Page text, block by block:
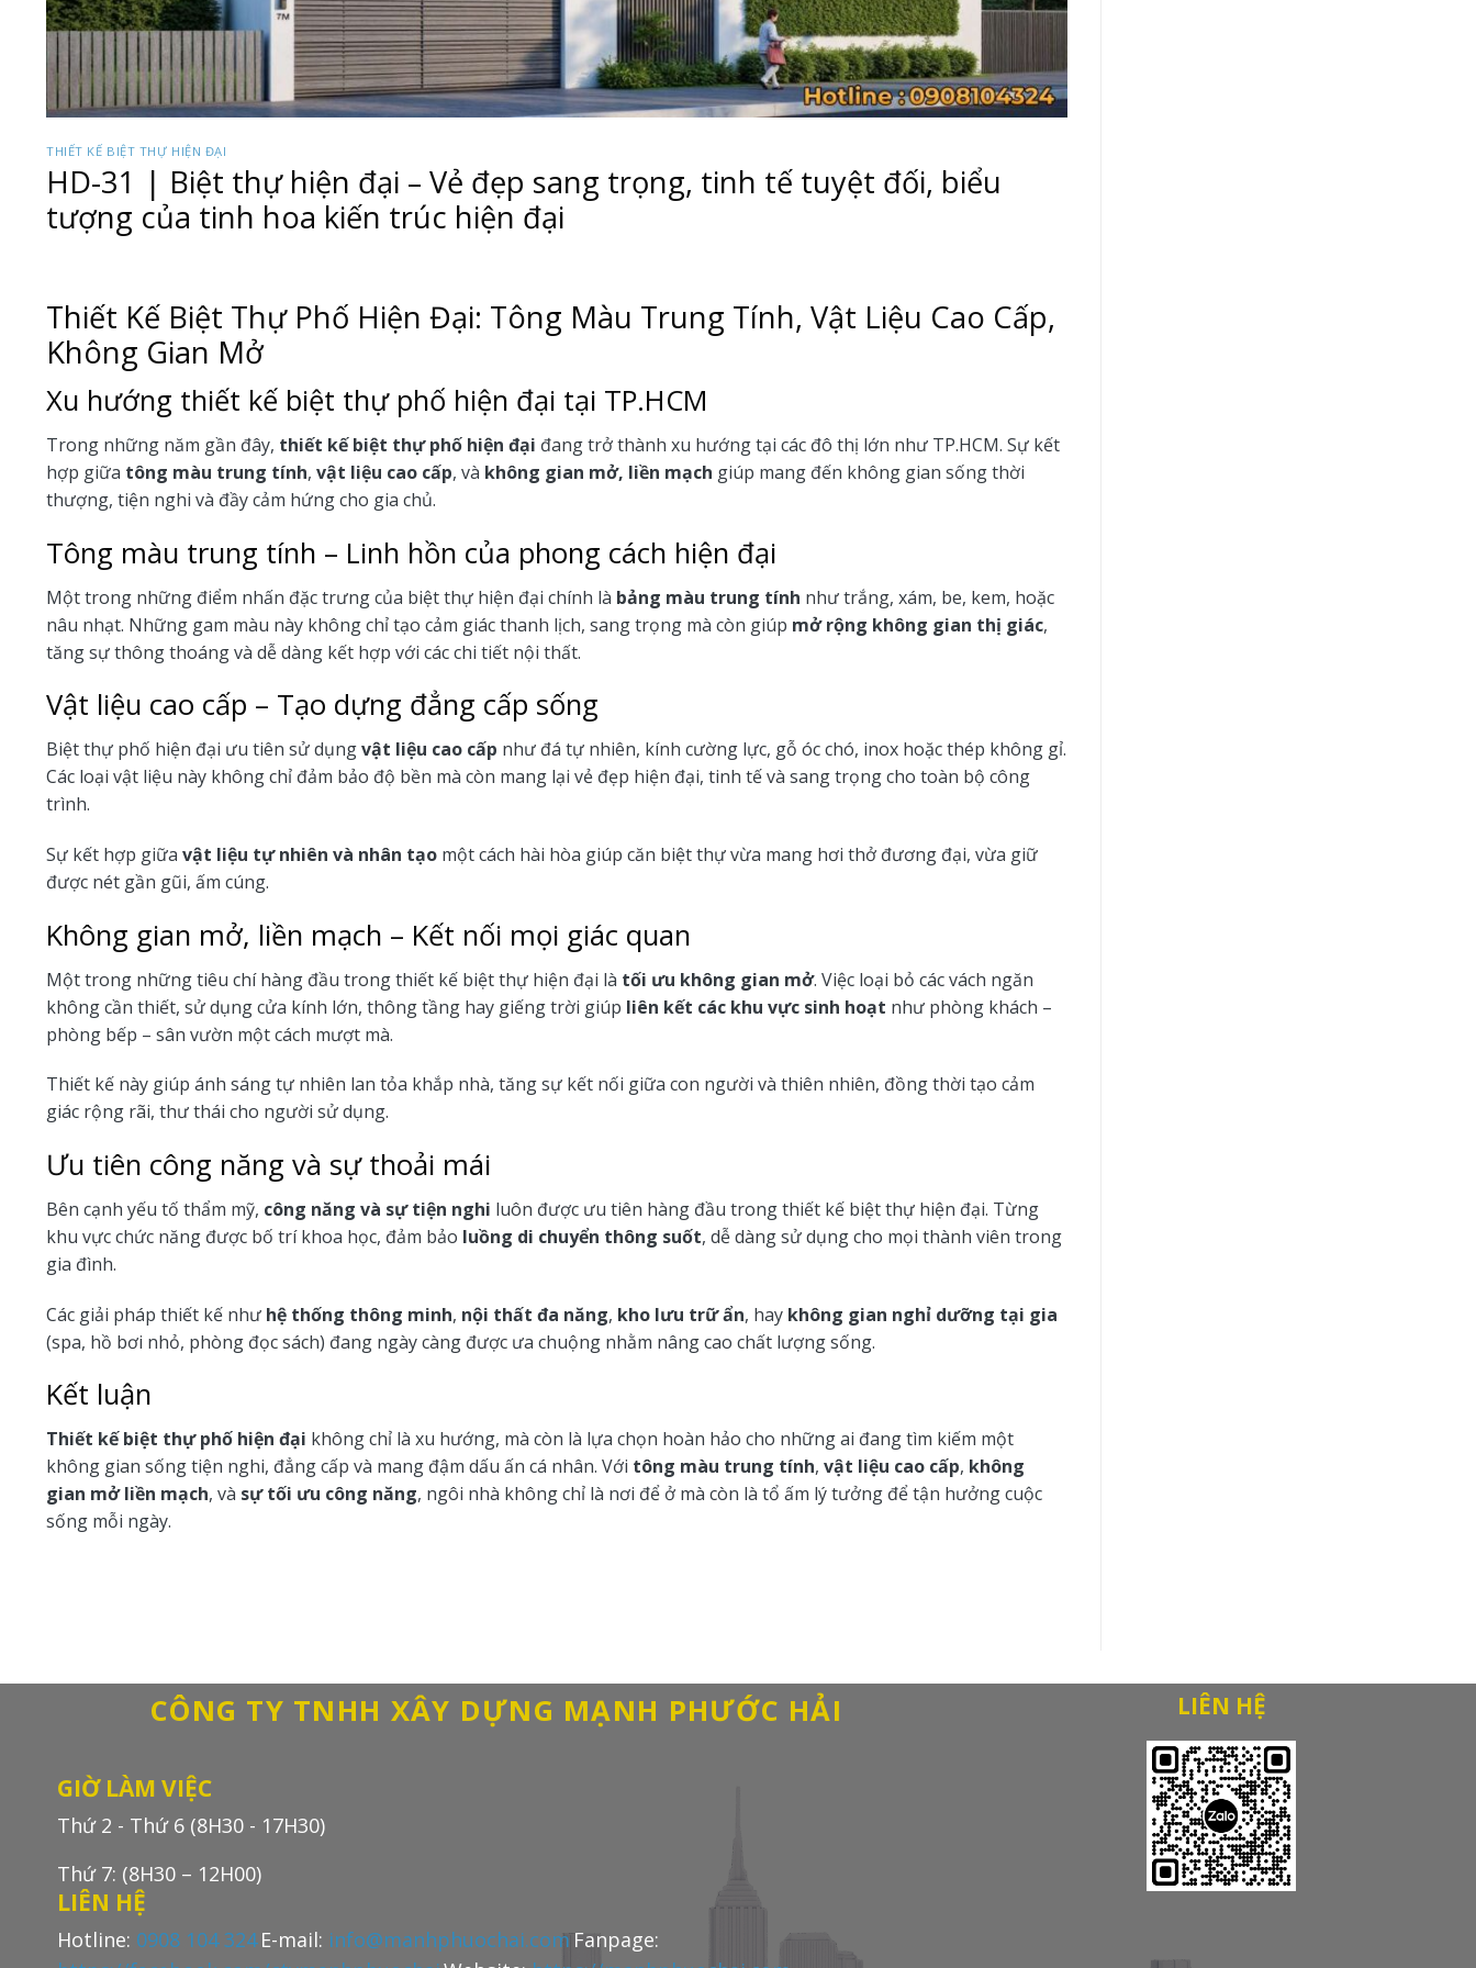
THIẾT KẾ BIỆT THỰ HIỆN ĐẠI
HD-31 | Biệt thự hiện đại – Vẻ đẹp sang trọng, tinh tế tuyệt đối, biểu
tượng của tinh hoa kiến trúc hiện đại
Thiết Kế Biệt Thự Phố Hiện Đại: Tông Màu Trung Tính, Vật Liệu Cao Cấp,
Không Gian Mở
Xu hướng thiết kế biệt thự phố hiện đại tại TP.HCM
Trong những năm gần đây, thiết kế biệt thự phố hiện đại đang trở thành xu hướng tại các đô thị lớn như TP.HCM. Sự kết
hợp giữa tông màu trung tính, vật liệu cao cấp, và không gian mở, liền mạch giúp mang đến không gian sống thời
thượng, tiện nghi và đầy cảm hứng cho gia chủ.
Tông màu trung tính – Linh hồn của phong cách hiện đại
Một trong những điểm nhấn đặc trưng của biệt thự hiện đại chính là bảng màu trung tính như trắng, xám, be, kem, hoặc
nâu nhạt. Những gam màu này không chỉ tạo cảm giác thanh lịch, sang trọng mà còn giúp mở rộng không gian thị giác,
tăng sự thông thoáng và dễ dàng kết hợp với các chi tiết nội thất.
Vật liệu cao cấp – Tạo dựng đẳng cấp sống
Biệt thự phố hiện đại ưu tiên sử dụngvật liệu cao cấp như đá tự nhiên, kính cường lực, gỗ óc chó, inox hoặc thép không gỉ.
Các loại vật liệu này không chỉ đảm bảo độ bền mà còn mang lại vẻ đẹp hiện đại, tinh tế và sang trọng cho toàn bộ công
trình.
Sự kết hợp giữa vật liệu tự nhiên và nhân tạo một cách hài hòa giúp căn biệt thự vừa mang hơi thở đương đại, vừa giữ
được nét gần gũi, ấm cúng.
Không gian mở, liền mạch – Kết nối mọi giác quan
Một trong những tiêu chí hàng đầu trong thiết kế biệt thự hiện đại là tối ưu không gian mở. Việc loại bỏ các vách ngăn
không cần thiết, sử dụng cửa kính lớn, thông tầng hay giếng trời giúp liên kết các khu vực sinh hoạt như phòng khách –
phòng bếp – sân vườn một cách mượt mà.
Thiết kế này giúp ánh sáng tự nhiên lan tỏa khắp nhà, tăng sự kết nối giữa con người và thiên nhiên, đồng thời tạo cảm
giác rộng rãi, thư thái cho người sử dụng.
Ưu tiên công năng và sự thoải mái
Bên cạnh yếu tố thẩm mỹ, công năng và sự tiện nghi luôn được ưu tiên hàng đầu trong thiết kế biệt thự hiện đại. Từng
khu vực chức năng được bố trí khoa học, đảm bảo luồng di chuyển thông suốt, dễ dàng sử dụng cho mọi thành viên trong
gia đình.
Các giải pháp thiết kế như hệ thống thông minh, nội thất đa năng, kho lưu trữ ẩn, hay không gian nghỉ dưỡng tại gia
(spa, hồ bơi nhỏ, phòng đọc sách) đang ngày càng được ưa chuộng nhằm nâng cao chất lượng sống.
Kết luận
Thiết kế biệt thự phố hiện đại không chỉ là xu hướng, mà còn là lựa chọn hoàn hảo cho những ai đang tìm kiếm một
không gian sống tiện nghi, đẳng cấp và mang đậm dấu ấn cá nhân. Với tông màu trung tính, vật liệu cao cấp, không
gian mở liền mạch, và sự tối ưu công năng, ngôi nhà không chỉ là nơi để ở mà còn là tổ ấm lý tưởng để tận hưởng cuộc
sống mỗi ngày.
CÔNG TY TNHH XÂY DỰNG MẠNH PHƯỚC HẢI
GIỜ LÀM VIỆC
Thứ 2 - Thứ 6 (8H30 - 17H30)
Thứ 7: (8H30 – 12H00)
LIÊN HỆ
Hotline: 0908 104 324 E-mail: info@manhphuochai.comFanpage:
LIÊN HỆ